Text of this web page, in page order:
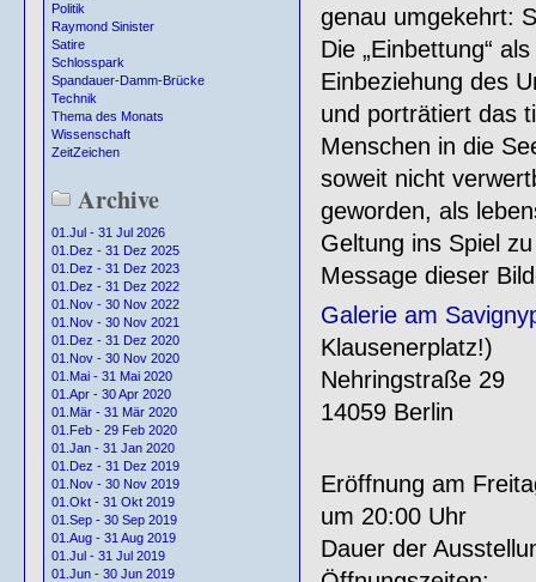
Politik
Raymond Sinister
Satire
Schlosspark
Spandauer-Damm-Brücke
Technik
Thema des Monats
Wissenschaft
ZeitZeichen
Archive
01.Jul - 31 Jul 2026
01.Dez - 31 Dez 2025
01.Dez - 31 Dez 2023
01.Dez - 31 Dez 2022
01.Nov - 30 Nov 2022
01.Nov - 30 Nov 2021
01.Dez - 31 Dez 2020
01.Nov - 30 Nov 2020
01.Mai - 31 Mai 2020
01.Apr - 30 Apr 2020
01.Mär - 31 Mär 2020
01.Feb - 29 Feb 2020
01.Jan - 31 Jan 2020
01.Dez - 31 Dez 2019
01.Nov - 30 Nov 2019
01.Okt - 31 Okt 2019
01.Sep - 30 Sep 2019
01.Aug - 31 Aug 2019
01.Jul - 31 Jul 2019
01.Jun - 30 Jun 2019
genau umgekehrt:
Die „Einbettung“
Einbeziehung des
und porträtiert das
Menschen in die
soweit nicht
geworden, als
Geltung ins Spiel
Message dieser
Galerie am
Klausenerplatz!)
Nehringstraße 29
14059 Berlin
Eröffnung am
um 20:00 Uhr
Dauer der